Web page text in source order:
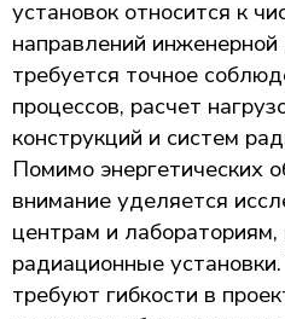
установок относится к
направлений
требуется точное
процессов, расчет
конструкций и систем
Помимо энергетических
внимание уделяется
центрам и
радиационные
требуют гибкости в